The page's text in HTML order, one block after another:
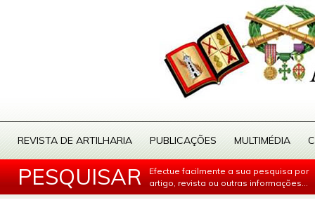
REVISTA DE ARTILHARIA PUBLICAÇÕES MULTIMÉDIA
PESQUISAR
Efectue facilmente a sua pesquisa por
artigo, revista ou outras informações...